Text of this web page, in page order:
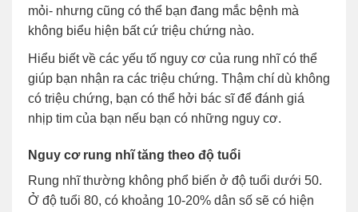
mỏi- nhưng cũng có thể bạn đang mắc bệnh mà
không biểu hiện bất cứ triệu chứng nào.
Hiểu biết về các yếu tố nguy cơ của rung nhĩ có thể
giúp bạn nhận ra các triệu chứng. Thậm chí dù không
có triệu chứng, bạn có thể hởi bác sĩ để đánh giá
nhịp tim của bạn nếu bạn có những nguy cơ.
Nguy cơ rung nhĩ tăng theo độ tuổi
Rung nhĩ thường không phổ biến ở độ tuổi dưới 50.
Ở độ tuổi 80, có khoảng 10-20% dân số sẽ có hiện